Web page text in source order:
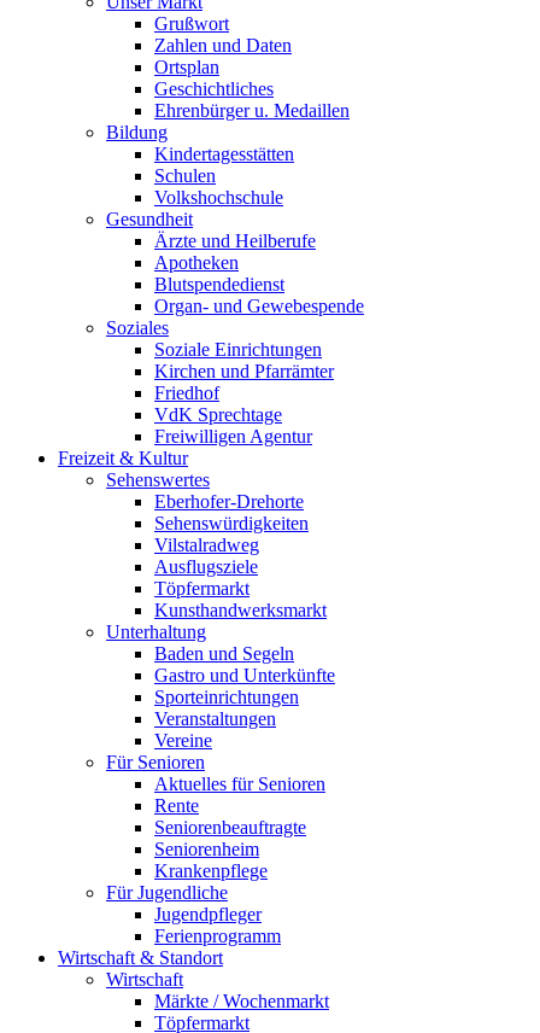
Grußwort
Zahlen und Daten
Ortsplan
Geschichtliches
Ehrenbürger u. Medaillen
Bildung
Kindertagesstätten
Schulen
Volkshochschule
Gesundheit
Ärzte und Heilberufe
Apotheken
Blutspendedienst
Organ- und Gewebespende
Soziales
Soziale Einrichtungen
Kirchen und Pfarrämter
Friedhof
VdK Sprechtage
Freiwilligen Agentur
Freizeit & Kultur
Sehenswertes
Eberhofer-Drehorte
Sehenswürdigkeiten
Vilstalradweg
Ausflugsziele
Töpfermarkt
Kunsthandwerksmarkt
Unterhaltung
Baden und Segeln
Gastro und Unterkünfte
Sporteinrichtungen
Veranstaltungen
Vereine
Für Senioren
Aktuelles für Senioren
Rente
Seniorenbeauftragte
Seniorenheim
Krankenpflege
Für Jugendliche
Jugendpfleger
Ferienprogramm
Wirtschaft & Standort
Wirtschaft
Märkte / Wochenmarkt
Töpfermarkt